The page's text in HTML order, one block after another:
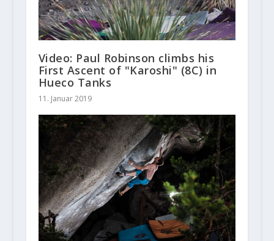
Video: Paul Robinson climbs his
First Ascent of "Karoshi" (8C) in
Hueco Tanks
11. Januar 2019